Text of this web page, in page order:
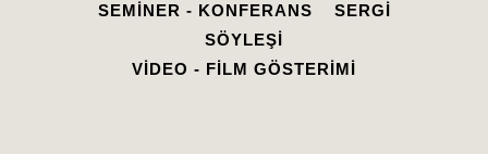
SEMINER - KONFERANS
SERGI
SÖYLEŞI
VIDEO - FILM GÖSTERIMI